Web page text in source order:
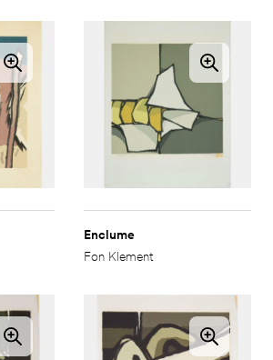
Enclume
Fon Klement